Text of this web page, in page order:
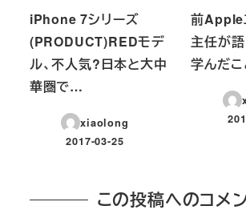
iPhone 7シリーズ
(PRODUCT)REDモデ
ル、不人気?日本と大中
華圏で…
xiaolong
投稿日
2017-03-25
前Apple
主任が
学んだ
投
この投稿へのコメ